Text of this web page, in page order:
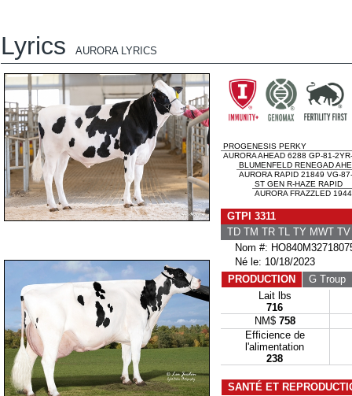
Lyrics AURORA LYRICS
PROGENESIS PERKY
AURORA AHEAD 6288 GP-81-
BLUMENFELD RENEGAD
AURORA RAPID 21849 VG-
ST GEN R-HAZE RAPID
AURORA FRAZZLED
GTPI 3311
TD TM TR TL TY MWT
Nom #:
Né le: 10/18/2023
PRODUCTION
G Troup
Lait lbs
716
NM$ 758
Efficience de
l'alimentation
238
SANTÉ ET